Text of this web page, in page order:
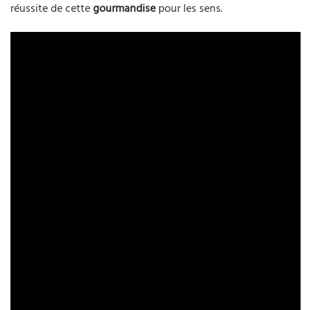
réussite de cettegourmandisepour les sens.